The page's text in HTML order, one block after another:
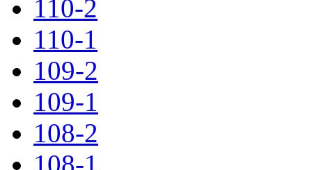
110-2
110-1
109-2
109-1
108-2
108-1